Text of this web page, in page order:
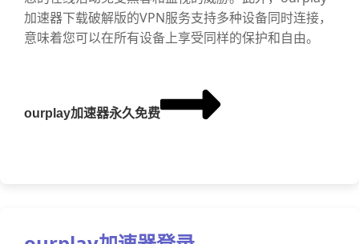
加速器下载破解版的VPN服务支持多种设备同时连接，
意味着您可以在所有设备上享受同样的保护和自由。
ourplay加速器永久免费